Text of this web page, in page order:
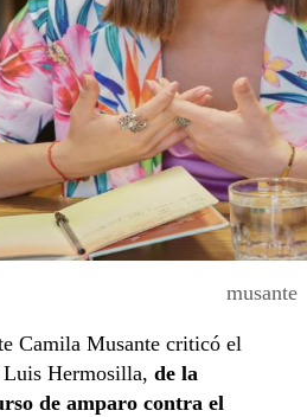
musante
Camila Musante criticó el
Luis Hermosilla, de la
de amparo contra el